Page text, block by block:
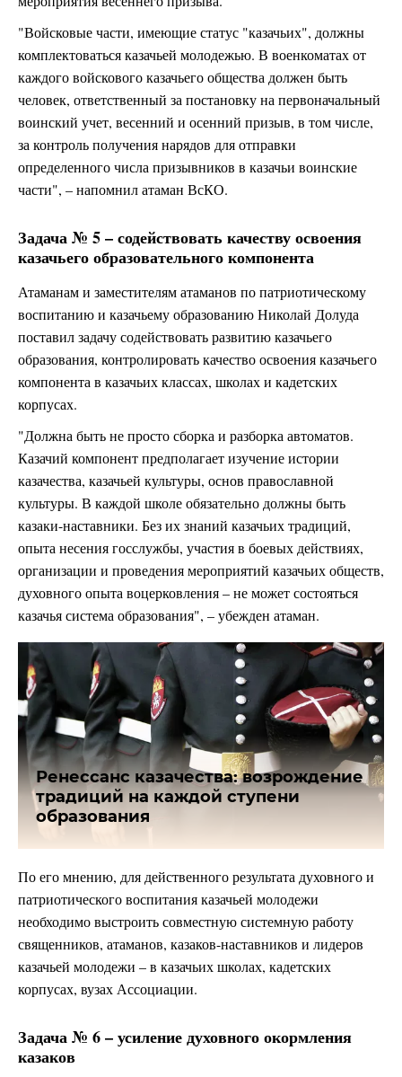
"Войсковые части, имеющие статус "казачьих", должны
комплектоваться казачьей молодежью. В военкоматах от
каждого войскового казачьего общества должен быть
человек, ответственный за постановку на первоначальный
воинский учет, весенний и осенний призыв, в том числе,
за контроль получения нарядов для отправки
определенного числа призывников в казачьи воинские
части", – напомнил атаман ВсКО.
Задача № 5 – содействовать качеству освоения
казачьего образовательного компонента
Атаманам и заместителям атаманов по патриотическому
воспитанию и казачьему образованию Николай Долуда
поставил задачу содействовать развитию казачьего
образования, контролировать качество освоения казачьего
компонента в казачьих классах, школах и кадетских
корпусах.
"Должна быть не просто сборка и разборка автоматов.
Казачий компонент предполагает изучение истории
казачества, казачьей культуры, основ православной
культуры. В каждой школе обязательно должны быть
казаки-наставники. Без их знаний казачьих традиций,
опыта несения госслужбы, участия в боевых действиях,
организации и проведения мероприятий казачьих обществ,
духовного опыта воцерковления – не может состояться
казачья система образования", – убежден атаман.
Ренессанс казачества: возрождение
традиций на каждой ступени
образования
По его мнению, для действенного результата духовного и
патриотического воспитания казачьей молодежи
необходимо выстроить совместную системную работу
священников, атаманов, казаков-наставников и лидеров
казачьей молодежи – в казачьих школах, кадетских
корпусах, вузах Ассоциации.
Задача № 6 – усиление духовного окормления
казаков